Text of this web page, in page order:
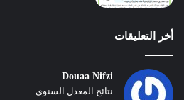
أخر التعليقات
Douaa Nifzi
نتائج المعدل السنوي...